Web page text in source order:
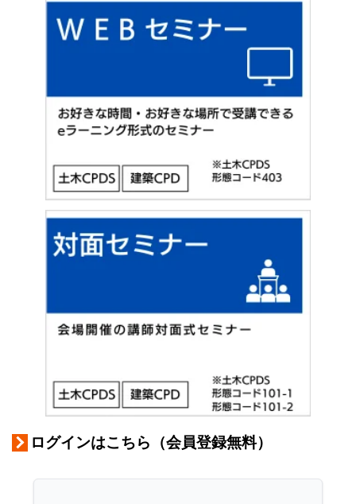
ログインはこちら（会員登録無料）